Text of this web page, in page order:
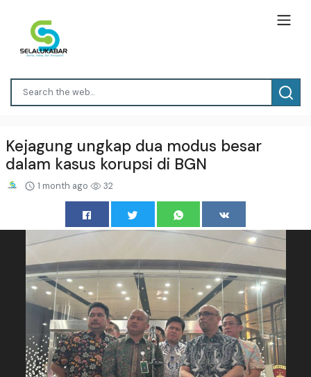
Kejagung ungkap dua modus besar
dalam kasus korupsi di BGN
1 month ago 32